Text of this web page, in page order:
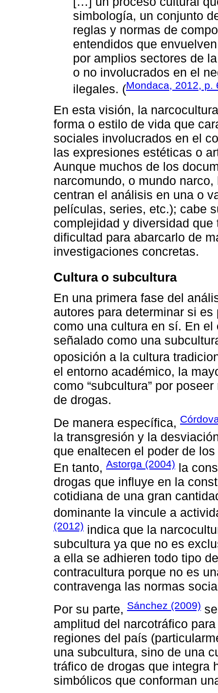
simbología, un conjunto
reglas y normas de
entendidos que
por amplios sectores de
o no involucrados en el
ilegales. (Mondaca, 2012, p.
En esta visión, la
forma o estilo de vida que
sociales involucrados en el
las expresiones estéticas o
Aunque muchos de los
narcomundo, o mundo
centran el análisis en una o
películas, series, etc.); cabe
complejidad y diversidad
dificultad para abarcarlo de
investigaciones concretas.
Cultura o subcultura
En una primera fase del
autores para determinar si
como una cultura en sí. En
señalado como una
oposición a la cultura
el entorno académico, la
como “subcultura” por
de drogas.
De manera específica,
la transgresión y la
que enaltecen el poder de
En tanto, Astorga (2004) la
drogas que influye en la
cotidiana de una gran
dominante la vincule a
(2012) indica que la
subcultura ya que no es
a ella se adhieren todo tipo
contracultura porque no es
contravenga las normas
Por su parte, Sánchez (2009)
amplitud del narcotráfico
regiones del país
una subcultura, sino de una
tráfico de drogas que integra
simbólicos que conforman